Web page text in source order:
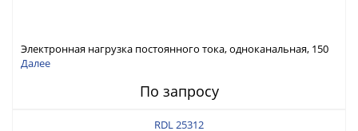
Электронная нагрузка постоянного тока, одноканальная, 150
В, 30 А, 300 Вт
Далее
По запросу
RDL 25312